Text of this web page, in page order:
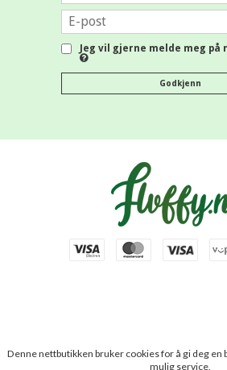
Jeg vil gjerne melde meg på
Godkjenn
Denne nettbutikken bruker cookies for å gi deg en
mulig service.